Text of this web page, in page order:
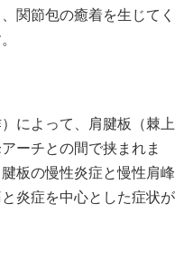
関節包の癒着を生じてく
によって、肩腱板（棘上
ーチとの間で挟まれま
板の慢性炎症と慢性肩峰
炎症を中心とした症状が